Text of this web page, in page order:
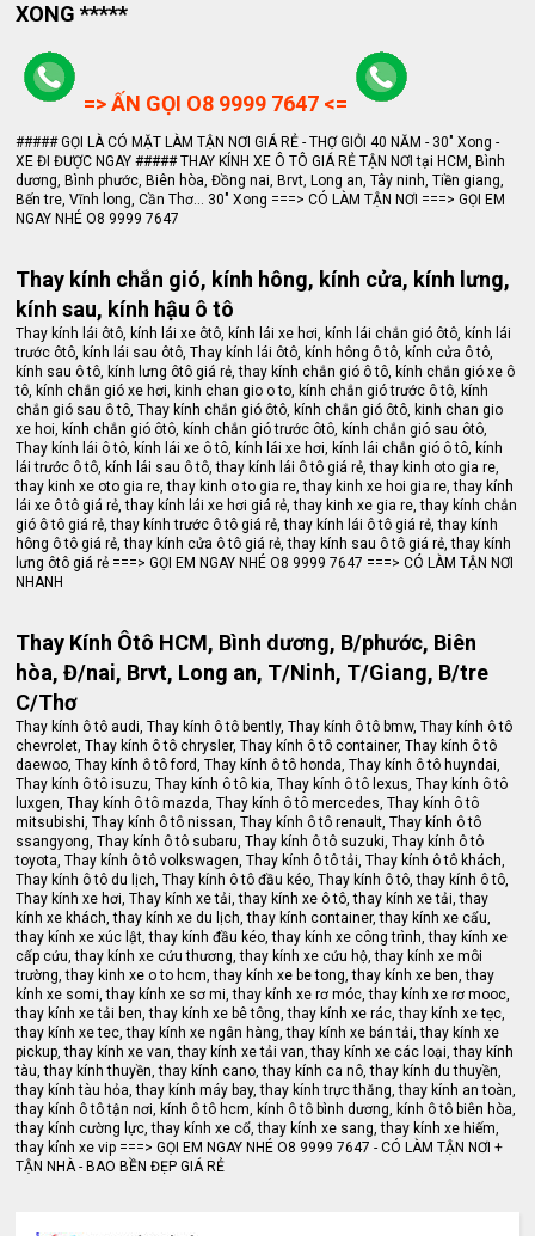
XONG *****
=> ẤN GỌI O8 9999 7647 <=
##### GỌI LÀ CÓ MẶT LÀM TẬN NƠI GIÁ RẺ - THỢ GIỎI 40 NĂM - 30" Xong -
XE ĐI ĐƯỢC NGAY ##### THAY KÍNH XE Ô TÔ GIÁ RẺ TẬN NƠI tại HCM, Bình
dương, Bình phước, Biên hòa, Đồng nai, Brvt, Long an, Tây ninh, Tiền giang,
Bến tre, Vĩnh long, Cần Thơ... 30" Xong ===> CÓ LÀM TẬN NƠI ===> GỌI EM
NGAY NHÉ O8 9999 7647
Thay kính chắn gió, kính hông, kính cửa, kính lưng,
kính sau, kính hậu ô tô
Thay kính lái ôtô, kính lái xe ôtô, kính lái xe hơi, kính lái chắn gió ôtô, kính lái
trước ôtô, kính lái sau ôtô, Thay kính lái ôtô, kính hông ô tô, kính cửa ô tô,
kính sau ô tô, kính lưng ôtô giá rẻ, thay kính chắn gió ô tô, kính chắn gió xe ô
tô, kính chắn gió xe hơi, kinh chan gio o to, kính chắn gió trước ô tô, kính
chắn gió sau ô tô, Thay kính chắn gió ôtô, kính chắn gió ôtô, kinh chan gio
xe hoi, kính chắn gió ôtô, kính chắn gió trước ôtô, kính chắn gió sau ôtô,
Thay kính lái ô tô, kính lái xe ô tô, kính lái xe hơi, kính lái chắn gió ô tô, kính
lái trước ô tô, kính lái sau ô tô, thay kính lái ô tô giá rẻ, thay kinh oto gia re,
thay kinh xe oto gia re, thay kinh o to gia re, thay kinh xe hoi gia re, thay kính
lái xe ô tô giá rẻ, thay kính lái xe hơi giá rẻ, thay kinh xe gia re, thay kính chắn
gió ô tô giá rẻ, thay kính trước ô tô giá rẻ, thay kính lái ô tô giá rẻ, thay kính
hông ô tô giá rẻ, thay kính cửa ô tô giá rẻ, thay kính sau ô tô giá rẻ, thay kính
lưng ôtô giá rẻ ===> GỌI EM NGAY NHÉ O8 9999 7647 ===> CÓ LÀM TẬN NƠI
NHANH
Thay Kính Ôtô HCM, Bình dương, B/phước, Biên
hòa, Đ/nai, Brvt, Long an, T/Ninh, T/Giang, B/tre
C/Thơ
Thay kính ô tô audi, Thay kính ô tô bently, Thay kính ô tô bmw, Thay kính ô tô
chevrolet, Thay kính ô tô chrysler, Thay kính ô tô container, Thay kính ô tô
daewoo, Thay kính ô tô ford, Thay kính ô tô honda, Thay kính ô tô huyndai,
Thay kính ô tô isuzu, Thay kính ô tô kia, Thay kính ô tô lexus, Thay kính ô tô
luxgen, Thay kính ô tô mazda, Thay kính ô tô mercedes, Thay kính ô tô
mitsubishi, Thay kính ô tô nissan, Thay kính ô tô renault, Thay kính ô tô
ssangyong, Thay kính ô tô subaru, Thay kính ô tô suzuki, Thay kính ô tô
toyota, Thay kính ô tô volkswagen, Thay kính ô tô tải, Thay kính ô tô khách,
Thay kính ô tô du lịch, Thay kính ô tô đầu kéo, Thay kính ô tô, thay kính ô tô,
Thay kính xe hơi, Thay kính xe tải, thay kính xe ô tô, thay kính xe tải, thay
kính xe khách, thay kính xe du lịch, thay kính container, thay kính xe cẩu,
thay kính xe xúc lật, thay kính đầu kéo, thay kính xe công trình, thay kính xe
cấp cứu, thay kính xe cứu thương, thay kính xe cứu hộ, thay kính xe môi
trường, thay kinh xe o to hcm, thay kính xe be tong, thay kính xe ben, thay
kính xe somi, thay kính xe sơ mi, thay kính xe rơ móc, thay kính xe rơ mooc,
thay kính xe tải ben, thay kính xe bê tông, thay kính xe rác, thay kính xe tẹc,
thay kính xe tec, thay kính xe ngân hàng, thay kính xe bán tải, thay kính xe
pickup, thay kính xe van, thay kính xe tải van, thay kính xe các loại, thay kính
tàu, thay kính thuyền, thay kính cano, thay kính ca nô, thay kính du thuyền,
thay kính tàu hỏa, thay kính máy bay, thay kính trực thăng, thay kính an toàn,
thay kính ô tô tận nơi, kính ô tô hcm, kính ô tô bình dương, kính ô tô biên hòa,
thay kính cường lực, thay kính xe cổ, thay kính xe sang, thay kính xe hiếm,
thay kính xe vip ===> GỌI EM NGAY NHÉ O8 9999 7647 - CÓ LÀM TẬN NƠI +
TẬN NHÀ - BAO BỀN ĐẸP GIÁ RẺ